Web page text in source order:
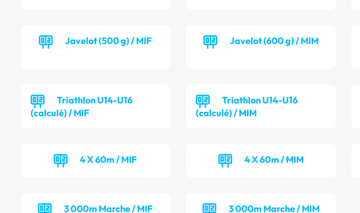
Javelot (500 g) / MIF Javelot (600 g) / MIM
Triathlon U14-U16
(calculé) / MIF
Triathlon U14-U16
(calculé) / MIM
4 X 60m / MIF 4 X 60m / MIM
3 000m Marche / MIF 3 000m Marche / MIM